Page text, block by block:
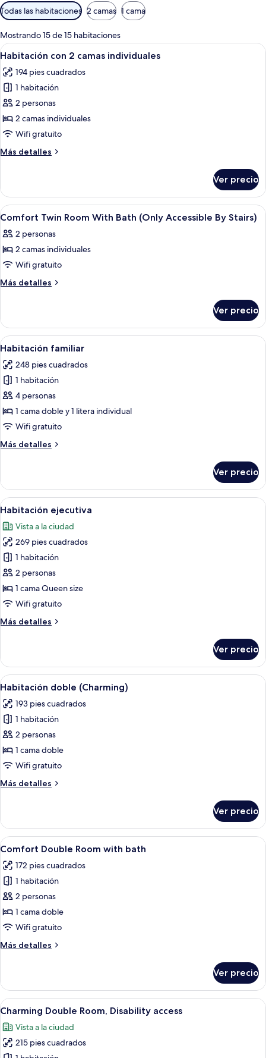
Filtros
disponibles
para
las
habitaciones
Todas las habitaciones 2 camas 1 cama
Mostrando 15 de 15 habitaciones
Abrir
todas
las
fotos
de
Habitación
con
camas
Caja de seguridad en la habitación y
4
Habitación con 2 camas individuales
194 pies cuadrados
1 habitación
2 personas
2 camas individuales
Wifi gratuito
Más detalles
Más
con
camas
Ver precio
Abrir
todas
las
fotos
de
Comfort
With
Bath
(Only
Accessible
By
Stairs)
Una habitación con techo alto, una
5
Comfort Twin Room With Bath (Only Accessible By Stairs)
2 personas
2 camas individuales
Wifi gratuito
Más detalles
Más
Twin
Room
With
(Only
Accessible
By
Stairs)
Ver precio
Abrir
todas
las
fotos
de
Habitación
familiar
Una habitación de hotel moderna
6
Habitación familiar
248 pies cuadrados
1 habitación
4 personas
1 cama doble y 1 litera individual
Wifi gratuito
Más detalles
Más
familiar
Ver precio
Abrir
todas
las
fotos
de
Habitación
ejecutiva
Una habitación de hotel moderna
10
Habitación ejecutiva
Vista a la ciudad
269 pies cuadrados
1 habitación
2 personas
1 cama Queen size
Wifi gratuito
Más detalles
Más
ejecutiva
Ver precio
Abrir
todas
las
fotos
de
Habitación
doble
Un dormitorio moderno con una
5
Habitación doble (Charming)
193 pies cuadrados
1 habitación
2 personas
1 cama doble
Wifi gratuito
Más detalles
Más
doble
(Charming)
Ver precio
Abrir
todas
las
fotos
de
Comfort
Double
with
Una habitación de hotel moderna
4
Comfort Double Room with bath
172 pies cuadrados
1 habitación
2 personas
1 cama doble
Wifi gratuito
Más detalles
Más
Double
Room
with
Ver precio
Abrir
todas
las
fotos
Habitación de hotel con cama, dos
4
Charming Double Room, Disability access
Vista a la ciudad
215 pies cuadrados